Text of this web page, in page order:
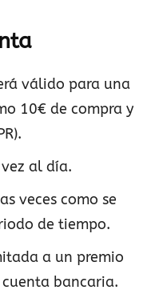
válido para una
10€ de compra y
al día.
veces como se
de tiempo.
a un premio
bancaria.